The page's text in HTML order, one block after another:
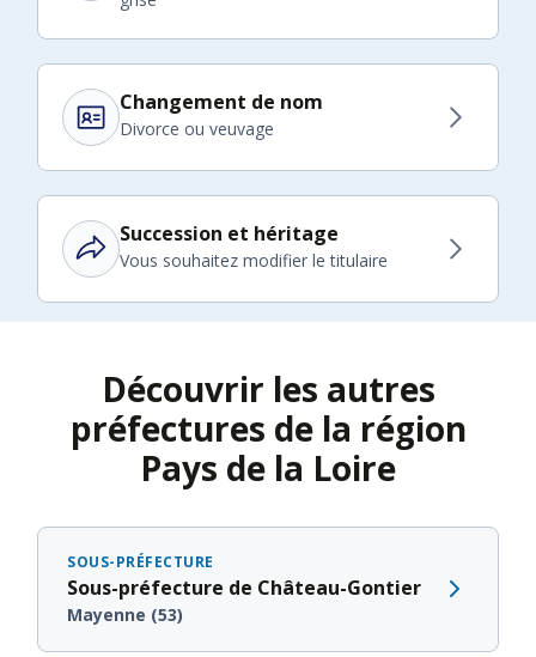
Changement de nom
Divorce ou veuvage
Succession et héritage
Vous souhaitez modifier le titulaire
Découvrir les autres
préfectures de la région
Pays de la Loire
SOUS-PRÉFECTURE
Sous-préfecture de Château-Gontier
Mayenne (53)